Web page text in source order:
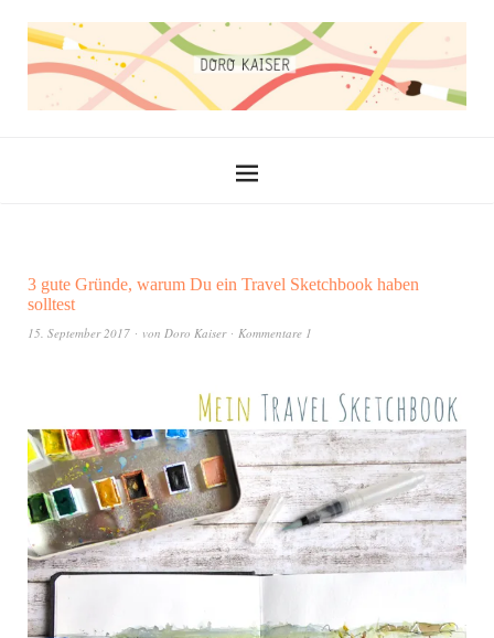
3 gute Gründe, warum Du ein Travel Sketchbook haben
solltest
15. September 2017 von Doro Kaiser Kommentare 1